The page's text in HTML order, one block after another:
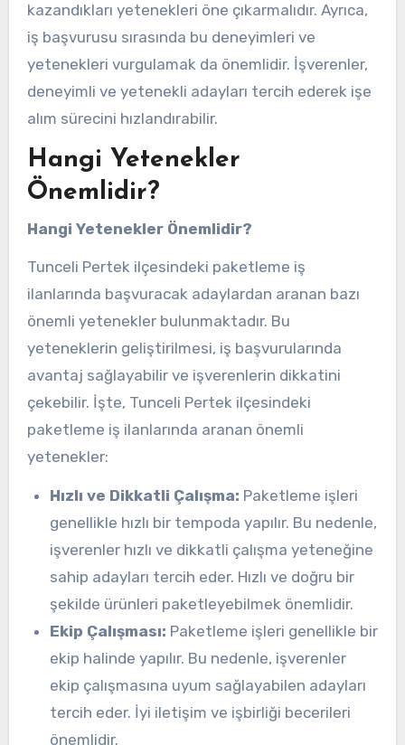
kazandıkları yetenekleri öne çıkarmalıdır. Ayrıca,
iş başvurusu sırasında bu deneyimleri ve
yetenekleri vurgulamak da önemlidir. İşverenler,
deneyimli ve yetenekli adayları tercih ederek işe
alım sürecini hızlandırabilir.
Hangi Yetenekler
Önemlidir?
Hangi Yetenekler Önemlidir?
Tunceli Pertek ilçesindeki paketleme iş
ilanlarında başvuracak adaylardan aranan bazı
önemli yetenekler bulunmaktadır. Bu
yeteneklerin geliştirilmesi, iş başvurularında
avantaj sağlayabilir ve işverenlerin dikkatini
çekebilir. İşte, Tunceli Pertek ilçesindeki
paketleme iş ilanlarında aranan önemli
yetenekler:
Hızlı ve Dikkatli Çalışma: Paketleme işleri
genellikle hızlı bir tempoda yapılır. Bu nedenle,
işverenler hızlı ve dikkatli çalışma yeteneğine
sahip adayları tercih eder. Hızlı ve doğru bir
şekilde ürünleri paketleyebilmek önemlidir.
Ekip Çalışması: Paketleme işleri genellikle bir
ekip halinde yapılır. Bu nedenle, işverenler
ekip çalışmasına uyum sağlayabilen adayları
tercih eder. İyi iletişim ve işbirliği becerileri
önemlidir.